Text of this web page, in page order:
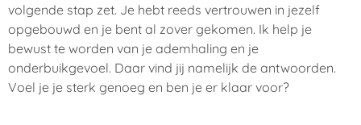
volgende stap zet. Je hebt reeds vertrouwen in jezelf
opgebouwd en je bent al zover gekomen. Ik help je
bewust te worden van je ademhaling en je
onderbuikgevoel. Daar vind jij namelijk de antwoorden.
Voel je je sterk genoeg en ben je er klaar voor?